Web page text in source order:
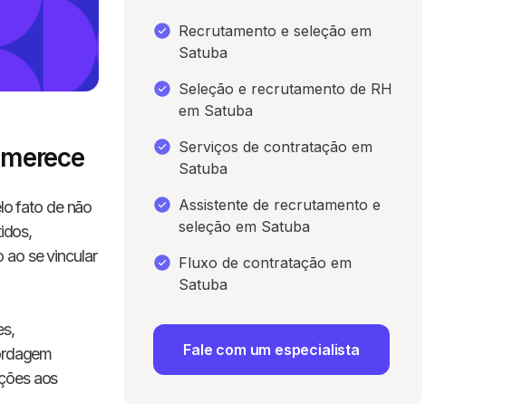
fato de não
ao se vincular
aos
Recrutamento e seleção em
Satuba
Seleção e recrutamento de RH
em Satuba
Serviços de contratação em
Satuba
Assistente de recrutamento e
seleção em Satuba
Fluxo de contratação em
Satuba
Fale com um especialista
dados para conversar